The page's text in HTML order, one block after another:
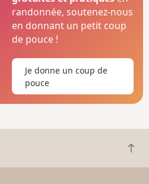
randonnée, soutenez-nous
en donnant un petit coup
de pouce !
Je donne un coup de
pouce
R
e